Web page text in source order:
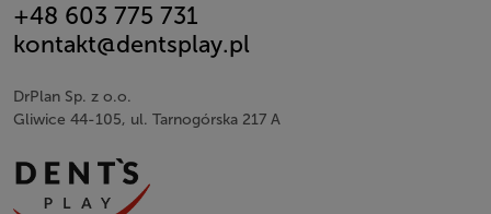
+48 603 775 731
kontakt@dentsplay.pl
DrPlan Sp. z o.o.
Gliwice 44-105, ul. Tarnogórska 217 A